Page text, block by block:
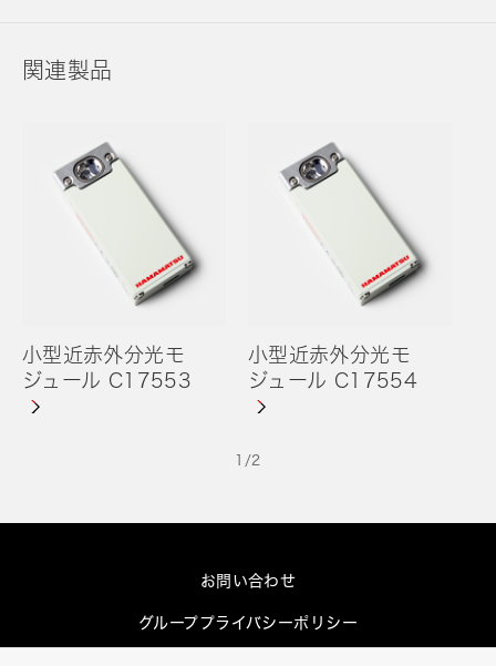
関連製品
小型近赤外分光モ
ジュール C17553
小型近赤外分光モ
ジュール C17554
1 /2
お問い合わせ
グループプライバシーポリシー